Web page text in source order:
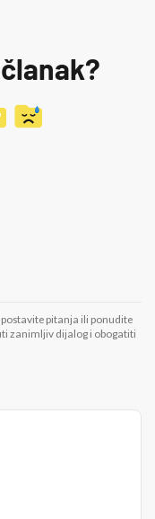
pitanja ili ponudite
zanimljiv dijalog i obogatiti